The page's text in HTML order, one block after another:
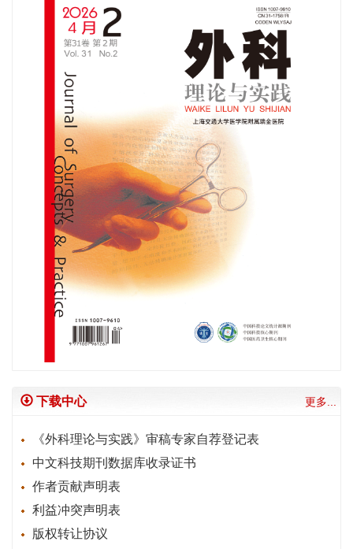
下载中心 更多...
《外科理论与实践》审稿专家自荐登记表
中文科技期刊数据库收录证书
作者贡献声明表
利益冲突声明表
版权转让协议